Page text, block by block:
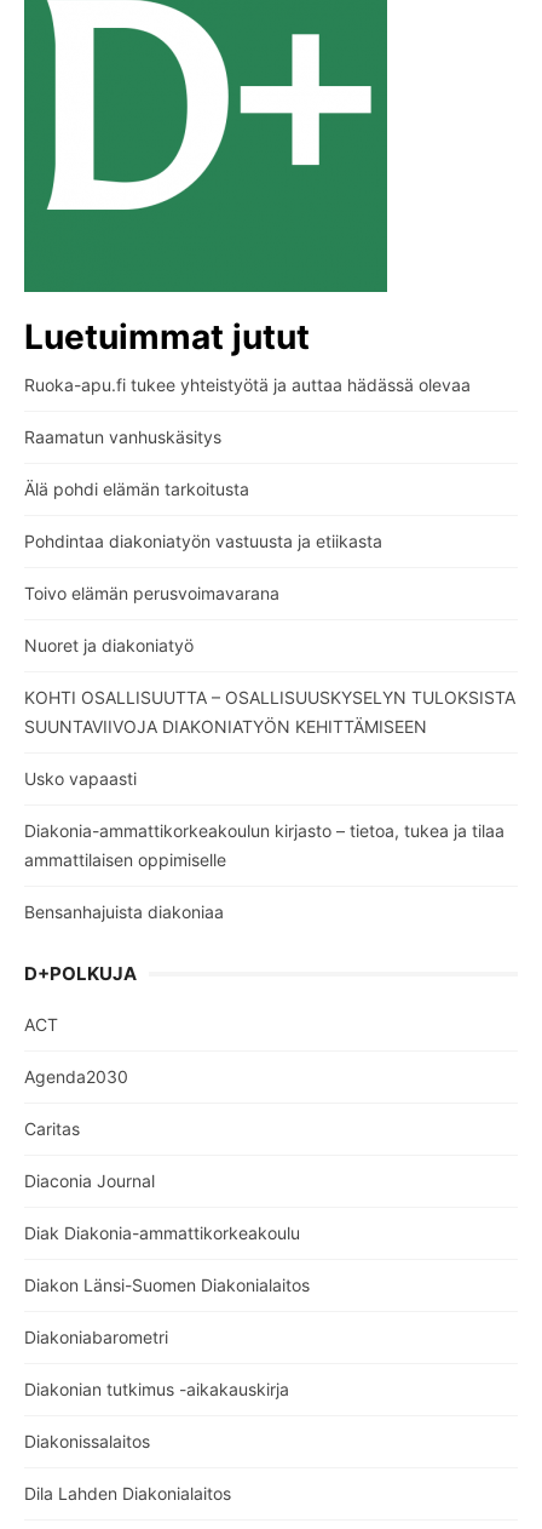
Luetuimmat jutut
Ruoka-apu.fi tukee yhteistyötä ja auttaa hädässä olevaa
Raamatun vanhuskäsitys
Älä pohdi elämän tarkoitusta
Pohdintaa diakoniatyön vastuusta ja etiikasta
Toivo elämän perusvoimavarana
Nuoret ja diakoniatyö
KOHTI OSALLISUUTTA – OSALLISUUSKYSELYN TULOKSISTA
SUUNTAVIIVOJA DIAKONIATYÖN KEHITTÄMISEEN
Usko vapaasti
Diakonia-ammattikorkeakoulun kirjasto – tietoa, tukea ja tilaa
ammattilaisen oppimiselle
Bensanhajuista diakoniaa
D+POLKUJA
ACT
Agenda2030
Caritas
Diaconia Journal
Diak Diakonia-ammattikorkeakoulu
Diakon Länsi-Suomen Diakonialaitos
Diakoniabarometri
Diakonian tutkimus -aikakauskirja
Diakonissalaitos
Dila Lahden Diakonialaitos